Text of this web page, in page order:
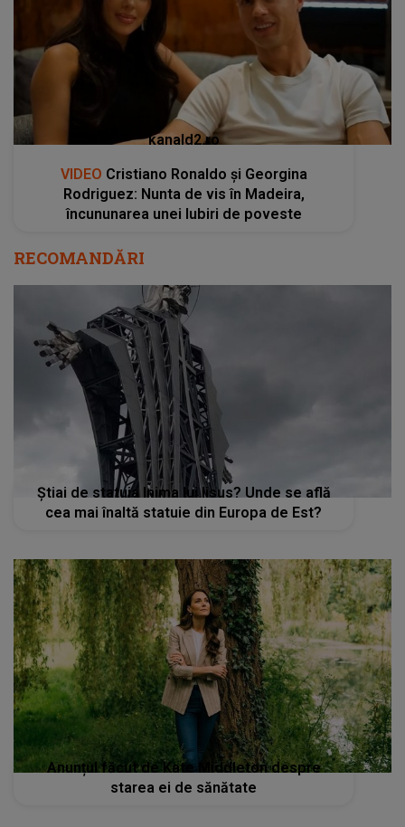
kanald2.ro
VIDEO Cristiano Ronaldo și Georgina
Rodriguez: Nunta de vis în Madeira,
încununarea unei Iubiri de poveste
RECOMANDĂRI
Știai de statuia Inima lui Iisus? Unde se află
cea mai înaltă statuie din Europa de Est?
Anunțul făcut de Kate Middleton despre
starea ei de sănătate